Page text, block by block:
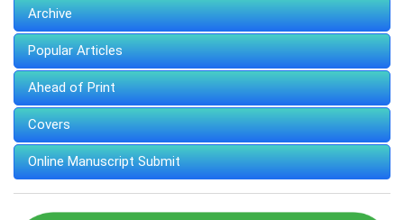
Archive
Popular Articles
Ahead of Print
Covers
Online Manuscript Submit